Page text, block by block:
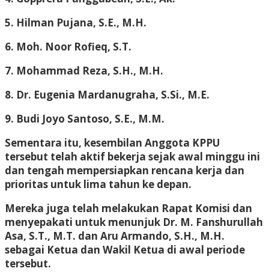
5. Hilman Pujana, S.E., M.H.
6. Moh. Noor Rofieq, S.T.
7. Mohammad Reza, S.H., M.H.
8. Dr. Eugenia Mardanugraha, S.Si., M.E.
9. Budi Joyo Santoso, S.E., M.M.
Sementara itu, kesembilan Anggota KPPU
tersebut telah aktif bekerja sejak awal minggu ini
dan tengah mempersiapkan rencana kerja dan
prioritas untuk lima tahun ke depan.
Mereka juga telah melakukan Rapat Komisi dan
menyepakati untuk menunjuk Dr. M. Fanshurullah
Asa, S.T., M.T. dan Aru Armando, S.H., M.H.
sebagai Ketua dan Wakil Ketua di awal periode
tersebut.